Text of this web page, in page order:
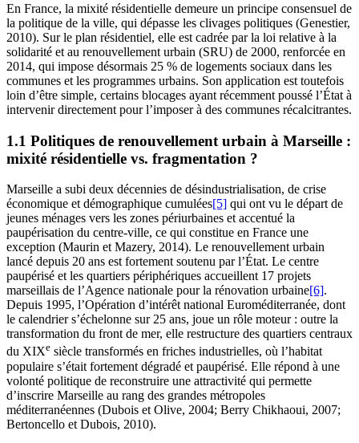
En France, la mixité résidentielle demeure un principe consensuel de
la politique de la ville, qui dépasse les clivages politiques (Genestier,
2010). Sur le plan résidentiel, elle est cadrée par la loi relative à la
solidarité et au renouvellement urbain (SRU) de 2000, renforcée en
2014, qui impose désormais 25 % de logements sociaux dans les
communes et les programmes urbains. Son application est toutefois
loin d’être simple, certains blocages ayant récemment poussé l’État à
intervenir directement pour l’imposer à des communes récalcitrantes.
1.1 Politiques de renouvellement urbain à Marseille :
mixité résidentielle vs. fragmentation ?
Marseille a subi deux décennies de désindustrialisation, de crise
économique et démographique cumulées[5] qui ont vu le départ de
jeunes ménages vers les zones périurbaines et accentué la
paupérisation du centre-ville, ce qui constitue en France une
exception (Maurin et Mazery, 2014). Le renouvellement urbain
lancé depuis 20 ans est fortement soutenu par l’État. Le centre
paupérisé et les quartiers périphériques accueillent 17 projets
marseillais de l’Agence nationale pour la rénovation urbaine[6].
Depuis 1995, l’Opération d’intérêt national Euroméditerranée, dont
le calendrier s’échelonne sur 25 ans, joue un rôle moteur : outre la
transformation du front de mer, elle restructure des quartiers centraux
du XIXe siècle transformés en friches industrielles, où l’habitat
populaire s’était fortement dégradé et paupérisé. Elle répond à une
volonté politique de reconstruire une attractivité qui permette
d’inscrire Marseille au rang des grandes métropoles
méditerranéennes (Dubois et Olive, 2004; Berry Chikhaoui, 2007;
Bertoncello et Dubois, 2010).